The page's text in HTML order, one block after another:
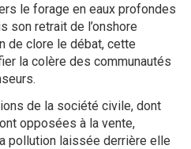
le forage en eaux profondes
son retrait de l’onshore
de clore le débat, cette
la colère des communautés
de la société civile, dont
opposées à la vente,
pollution laissée derrière elle